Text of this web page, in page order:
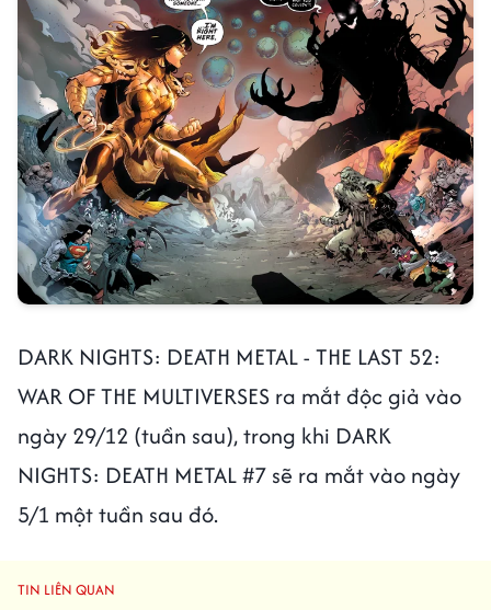
DARK NIGHTS: DEATH METAL - THE LAST 52:
WAR OF THE MULTIVERSES ra mắt độc giả vào
ngày 29/12 (tuần sau), trong khi DARK
NIGHTS: DEATH METAL #7 sẽ ra mắt vào ngày
5/1 một tuần sau đó.
TIN LIÊN QUAN